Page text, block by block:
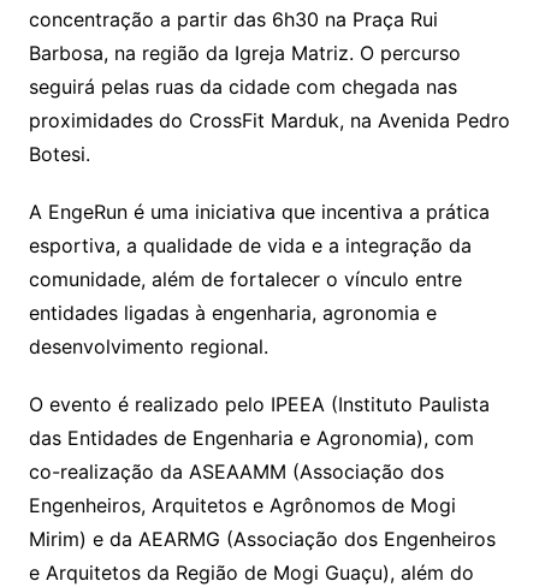
concentração a partir das 6h30 na Praça Rui
Barbosa, na região da Igreja Matriz. O percurso
seguirá pelas ruas da cidade com chegada nas
proximidades do CrossFit Marduk, na Avenida Pedro
Botesi.
A EngeRun é uma iniciativa que incentiva a prática
esportiva, a qualidade de vida e a integração da
comunidade, além de fortalecer o vínculo entre
entidades ligadas à engenharia, agronomia e
desenvolvimento regional.
O evento é realizado pelo IPEEA (Instituto Paulista
das Entidades de Engenharia e Agronomia), com
co-realização da ASEAAMM (Associação dos
Engenheiros, Arquitetos e Agrônomos de Mogi
Mirim) e da AEARMG (Associação dos Engenheiros
e Arquitetos da Região de Mogi Guaçu), além do